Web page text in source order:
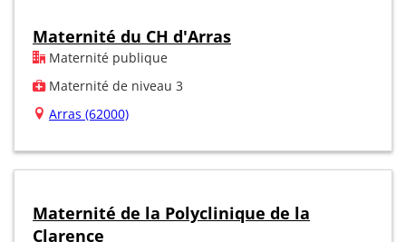
Maternité du CH d'Arras
Maternité publique
Maternité de niveau 3
Arras (62000)
Maternité de la Polyclinique de la
Clarence